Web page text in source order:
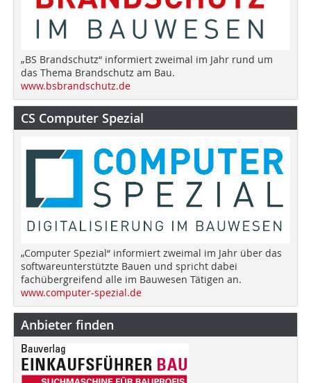
„BS Brandschutz“ informiert zweimal im Jahr rund um
das Thema Brandschutz am Bau.
www.bsbrandschutz.de
CS Computer Spezial
„Computer Spezial“ informiert zweimal im Jahr über das
softwareunterstützte Bauen und spricht dabei
fachübergreifend alle im Bauwesen Tätigen an.
www.computer-spezial.de
Anbieter finden